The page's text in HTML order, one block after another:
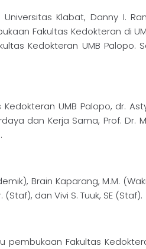
Klabat, Danny I.
Fakultas Kedokteran di
Kedokteran UMB Palopo.
UMB Palopo, dr.
dan Kerja Sama, Prof. Dr.
Brain Kaparang, M.M.
dan Vivi S. Tuuk, SE (Staf).
Fakultas